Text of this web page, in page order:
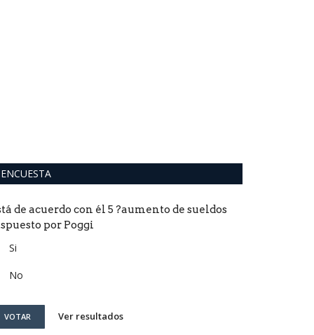
ENCUESTA
de acuerdo con él 5 ?aumento de sueldos
por Poggi
Si
No
VOTAR Ver resultados